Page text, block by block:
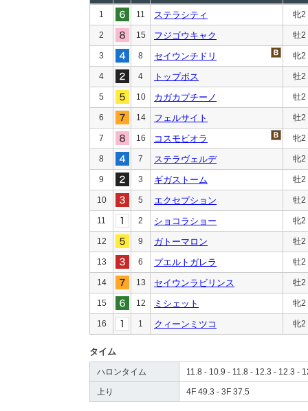
1 11 ステラシティ 牝2
2 15 フジゴウキャク 牡2
3 8 セイウンチドリ 牝2
4 4 トップボス 牡2
5 10 カガカプチーノ 牡2
6 14 フェルサイト 牡2
7 16 コスモビオラ 牝2
8 7 ステラヴェルデ 牝2
9 3 ギガストーム 牡2
10 5 エクセプション 牡2
11 2 ショコラショー 牝2
12 9 ガトーマロン 牡2
13 6 プエルトガレラ 牡2
14 13 セイウンラビリンス 牡2
15 12 ミシェット 牝2
16 1 クィーンミツコ 牝2
タイム
ハロンタイム 11.8 - 10.9 - 11.8 - 12.3 - 12.3 -
上り 4F 49.3 - 3F 37.5